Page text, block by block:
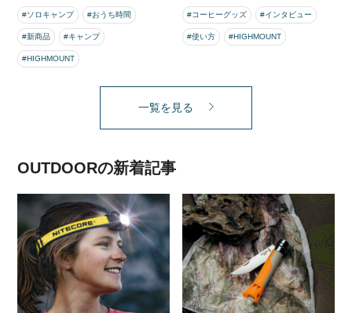
#ソロキャンプ #おうち時間
#新商品 #キャンプ
#HIGHMOUNT
#コーヒーグッズ #インタビュー
#使い方 #HIGHMOUNT
一覧を見る
OUTDOORの新着記事